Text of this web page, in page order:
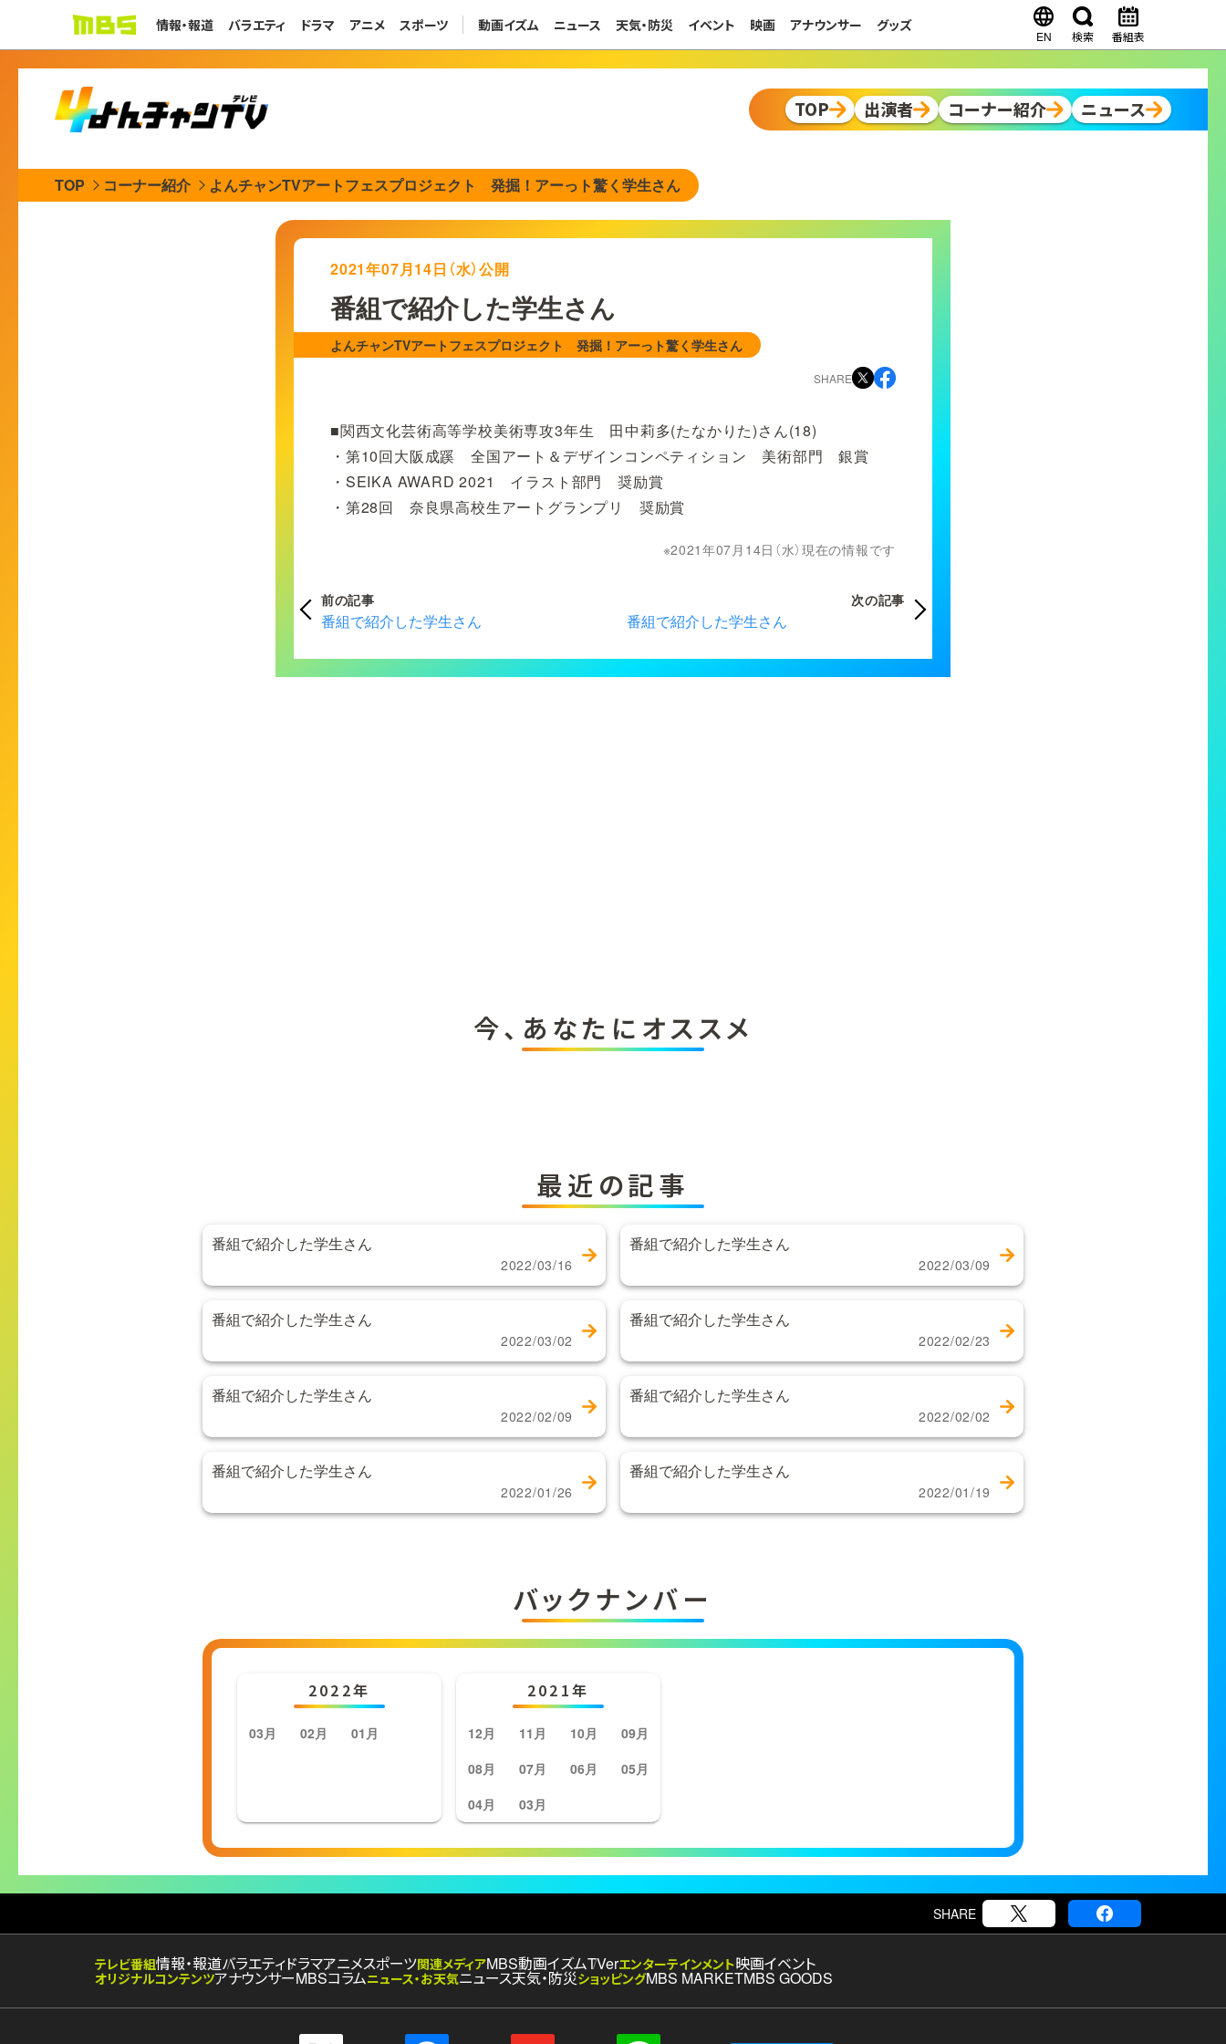
情報・報道 バラエティ ドラマ アニメ スポーツ 動画イズム ニュース 天気・防災 イベント 映画 アナウンサー グッズ
EN 検索 番組表
TOP 出演者 コーナー紹介 ニュース
TOP コーナー紹介 よんチャンTVアートフェスプロジェクト 発掘！アーっト驚く学生さん
2021年07月14日（水）公開
番組で紹介した学生さん
よんチャンTVアートフェスプロジェクト 発掘！アーっト驚く学生さん
SHARE
■関西文化芸術高等学校美術専攻3年生 田中莉多(たなかりた)さん(18)
・第10回大阪成蹊 全国アート＆デザインコンペティション 美術部門 銀賞
・SEIKA AWARD 2021 イラスト部門 奨励賞
・第28回 奈良県高校生アートグランプリ 奨励賞
2021年07月14日（水）現在の情報です
前の記事
番組で紹介した学生さん
次の記事
番組で紹介した学生さん
今、あなたにオススメ
最近の記事
番組で紹介した学生さん
2022/03/16
番組で紹介した学生さん
2022/03/09
番組で紹介した学生さん
2022/03/02
番組で紹介した学生さん
2022/02/23
番組で紹介した学生さん
2022/02/09
番組で紹介した学生さん
2022/02/02
番組で紹介した学生さん
2022/01/26
番組で紹介した学生さん
2022/01/19
バックナンバー
2022年
03月 02月 01月
2021年
12月 11月 10月
09月
08月
07月 06月
05月
04月
03月
SHARE
テレビ番組情報・報道バラエティドラマアニメスポーツ関連メディアMBS動画イズムTVerエンターテインメント映画イベント
オリジナルコンテンツアナウンサーMBSコラムニュース・お天気ニュース天気・防災ショッピングMBS MARKETMBS GOODS